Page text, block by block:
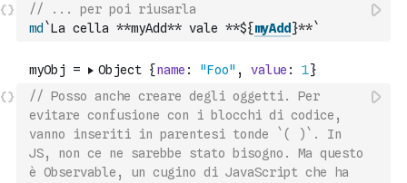
// ... per poi riusarla
md `La cella **myAdd** vale **${myAdd }**`
// Posso anche creare degli oggetti. Per
evitare confusione con i blocchi di codice,
vanno inseriti in parentesi tonde `( )`. In
JS, non ce ne sarebbe stato bisogno. Ma questo
è Observable, un cugino di JavaScript che ha